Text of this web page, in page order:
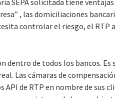
, las domiciliaciones
controlar el riesgo, el RTP
de todos los bancos. Es
Las cámaras de
de RTP en nombre de sus